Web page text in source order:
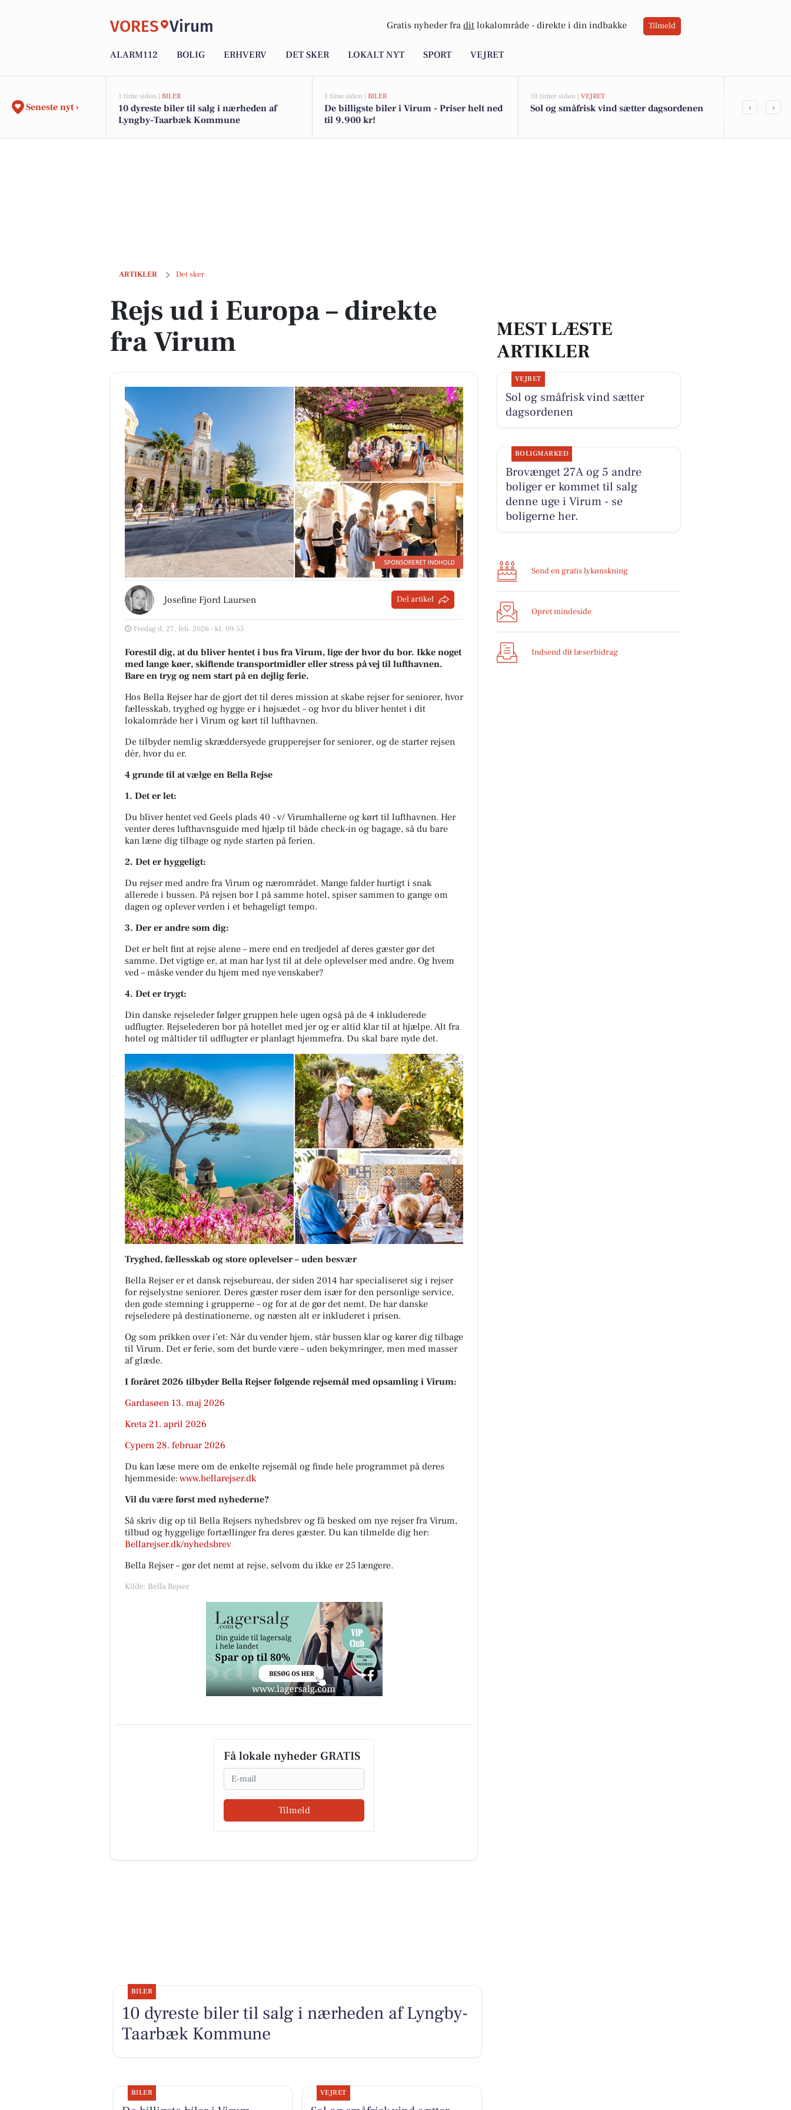
VORES Virum Gratis nyheder fra dit lokalområde - direkte i din indbakke Tilmeld
ALARM112 BOLIG ERHVERV DET SKER LOKALT NYT SPORT VEJRET
Seneste nyt ›
1 time siden | BILER
10 dyreste biler til salg i nærheden af
Lyngby-Taarbæk Kommune
1 time siden | BILER
De billigste biler i Virum - Priser helt ned
til 9.900 kr!
10 timer siden | VEJRET
Sol og småfrisk vind sætter dagsordenen
Top 6 over
‹ ›
ARTIKLER Det sker
Rejs ud i Europa – direkte fra Virum
Rejs ud i Europa – direkte
fra Virum
Josefine Fjord Laursen Del artikel
Fredag d. 27. feb. 2026 - kl. 09:55
Forestil dig, at du bliver hentet i bus fra Virum, lige der hvor du bor. Ikke noget
med lange køer, skiftende transportmidler eller stress på vej til lufthavnen.
Bare en tryg og nem start på en dejlig ferie.
Hos Bella Rejser har de gjort det til deres mission at skabe rejser for seniorer, hvor
fællesskab, tryghed og hygge er i højsædet – og hvor du bliver hentet i dit
lokalområde her i Virum og kørt til lufthavnen.
De tilbyder nemlig skræddersyede grupperejser for seniorer, og de starter rejsen
dér, hvor du er.
4 grunde til at vælge en Bella Rejse
1. Det er let:
Du bliver hentet ved Geels plads 40 - v/ Virumhallerne og kørt til lufthavnen. Her
venter deres lufthavnsguide med hjælp til både check-in og bagage, så du bare
kan læne dig tilbage og nyde starten på ferien.
2. Det er hyggeligt:
Du rejser med andre fra Virum og nærområdet. Mange falder hurtigt i snak
allerede i bussen. På rejsen bor I på samme hotel, spiser sammen to gange om
dagen og oplever verden i et behageligt tempo.
3. Der er andre som dig:
Det er helt fint at rejse alene – mere end en tredjedel af deres gæster gør det
samme. Det vigtige er, at man har lyst til at dele oplevelser med andre. Og hvem
ved – måske vender du hjem med nye venskaber?
4. Det er trygt:
Din danske rejseleder følger gruppen hele ugen også på de 4 inkluderede
udflugter. Rejselederen bor på hotellet med jer og er altid klar til at hjælpe. Alt fra
hotel og måltider til udflugter er planlagt hjemmefra. Du skal bare nyde det.
Tryghed, fællesskab og store oplevelser – uden besvær
Bella Rejser er et dansk rejsebureau, der siden 2014 har specialiseret sig i rejser
for rejselystne seniorer. Deres gæster roser dem især for den personlige service,
den gode stemning i grupperne – og for at de gør det nemt. De har danske
rejseledere på destinationerne, og næsten alt er inkluderet i prisen.
Og som prikken over i’et: Når du vender hjem, står bussen klar og kører dig tilbage
til Virum. Det er ferie, som det burde være – uden bekymringer, men med masser
af glæde.
I foråret 2026 tilbyder Bella Rejser følgende rejsemål med opsamling i Virum:
Gardasøen 13. maj 2026
Kreta 21. april 2026
Cypern 28. februar 2026
Du kan læse mere om de enkelte rejsemål og finde hele programmet på deres
hjemmeside: www.bellarejser.dk
Vil du være først med nyhederne?
Så skriv dig op til Bella Rejsers nyhedsbrev og få besked om nye rejser fra Virum,
tilbud og hyggelige fortællinger fra deres gæster. Du kan tilmelde dig her:
Bellarejser.dk/nyhedsbrev
Bella Rejser – gør det nemt at rejse, selvom du ikke er 25 længere.
Kilde: Bella Rejser
Få lokale nyheder GRATIS
Email
Tilmeld
MEST LÆSTE
ARTIKLER
VEJRET
Sol og småfrisk vind sætter
dagsordenen
BOLIGMARKED
Brovænget 27A og 5 andre
boliger er kommet til salg
denne uge i Virum - se
boligerne her.
Send en gratis lykønskning
Opret mindeside
Indsend dit læserbidrag
BILER
10 dyreste biler til salg i nærheden af Lyngby-
Taarbæk Kommune
BILER VEJRET